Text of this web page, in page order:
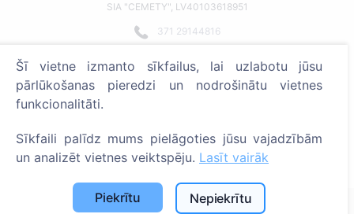
SIA "CEMETY", LV40103618951
371 29144816
Strādājam visā Latvijā!
Administratoriem
© 2013 - 2026 Cemety Visas tiesības aizsargātas
Šī vietne izmanto sīkfailus, lai uzlabotu jūsu
pārlūkošanas pieredzi un nodrošinātu vietnes
funkcionalitāti.
Sīkfaili palīdz mums pielāgoties jūsu vajadzībām
un analizēt vietnes veiktspēju. Lasīt vairāk
Piekrītu Nepiekrītu